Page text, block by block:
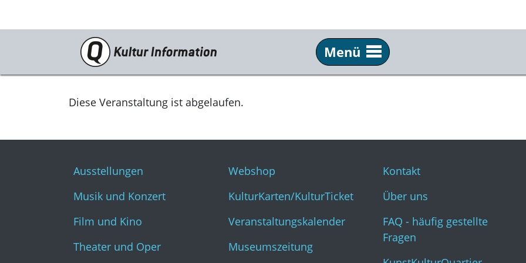
Menü
Veranstaltungen
Ausstellungen
Theater und Oper
Literatur
Service
Museumszeitung
Diese Veranstaltung ist abgelaufen.
Ausstellungen
Musik und Konzert
Film und Kino
Theater und Oper
Webshop
KulturKarten/KulturTicket
Veranstaltungskalender
Museumszeitung
Kontakt
Über uns
FAQ - häufig gestellte
Fragen